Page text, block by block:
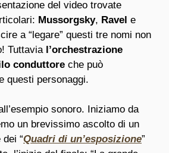
del video trovate
Mussorgsky, Ravel e
a “legare” questi tre nomi non
Tuttavia l’orchestrazione
conduttore che può
questi personaggi.
sonoro. Iniziamo da
un brevissimo ascolto di un
“Quadri di un’esposizione”